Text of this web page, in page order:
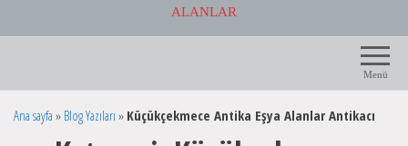
ALANLAR
Menü
Ana sayfa » Blog Yazıları » Küçükçekmece Antika Eşya Alanlar Antikacı